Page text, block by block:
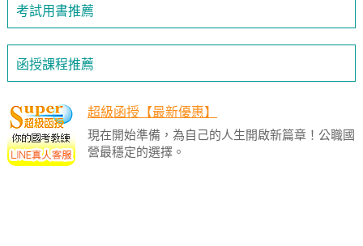
考試用書推薦
函授課程推薦
超級函授【最新優惠】
現在開始準備，為自己的人生開啟新篇章！公職國
營最穩定的選擇。